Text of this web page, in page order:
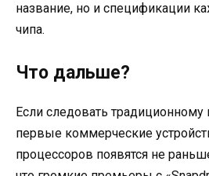
название, но и спецификации
чипа.
Что дальше?
Если следовать традиционному
первые коммерческие
процессоров появятся не